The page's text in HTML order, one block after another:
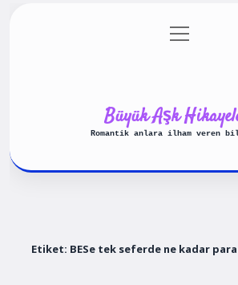
Gizlilik
menüyü
aç
Büyük Aşk
Romantik anlara ilham veren
Etiket: BESe tek seferde ne kadar para